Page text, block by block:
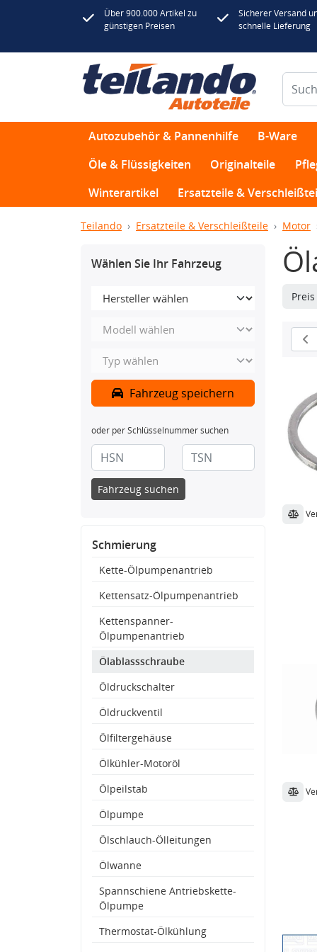
Über 900.000 Artikel zu
günstigen Preisen
Sicherer Versand
schnelle Lieferung
Autozubehör & Pannenhilfe B-Ware
Öle & Flüssigkeiten
Originalteile
Winterartikel
Ersatzteile &
Teilando Ersatzteile & Verschleißteile Motor
Wählen Sie Ihr Fahrzeug
Fahrzeug speichern
oder per Schlüsselnummer suchen
Fahrzeug suchen
Schmierung
Kette-Ölpumpenantrieb
Kettensatz-Ölpumpenantrieb
Kettenspanner-
Ölpumpenantrieb
Ölablassschraube
Öldruckschalter
Öldruckventil
Ölfiltergehäuse
Ölkühler-Motoröl
Ölpeilstab
Ölpumpe
Ölschlauch-Ölleitungen
Ölwanne
Spannschiene Antriebskette-
Ölpumpe
Thermostat-Ölkühlung
Preis